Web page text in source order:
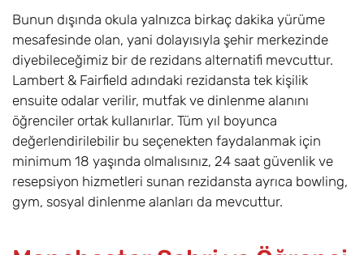
Bunun dışında okula yalnızca birkaç dakika yürüme
mesafesinde olan, yani dolayısıyla şehir merkezinde
diyebileceğimiz bir de rezidans alternatifi mevcuttur.
Lambert & Fairfield adındaki rezidansta tek kişilik
ensuite odalar verilir, mutfak ve dinlenme alanını
öğrenciler ortak kullanırlar. Tüm yıl boyunca
değerlendirilebilir bu seçenekten faydalanmak için
minimum 18 yaşında olmalısınız, 24 saat güvenlik ve
resepsiyon hizmetleri sunan rezidansta ayrıca bowling,
gym, sosyal dinlenme alanları da mevcuttur.